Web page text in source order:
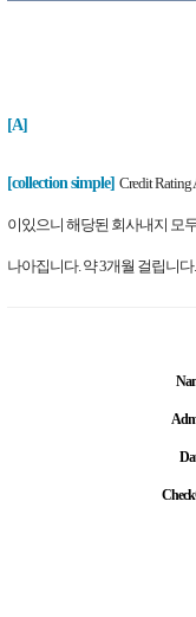
[A]
[collection simple] Credit Rating
이있으니 해당된 회사내지 모
나아집니다. 약 3개월 걸립니